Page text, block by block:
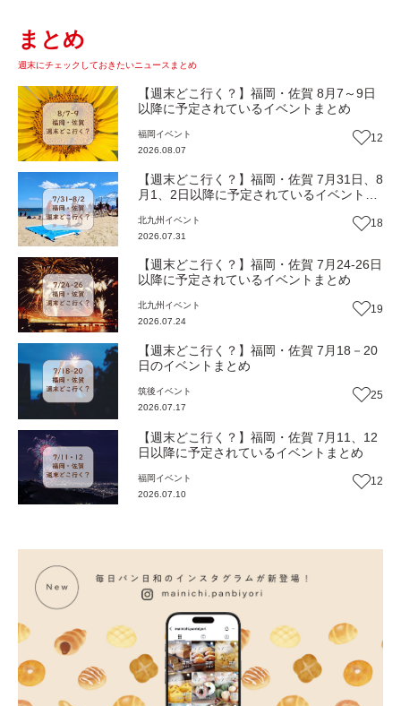
まとめ
週末にチェックしておきたいニュースまとめ
【週末どこ行く？】福岡・佐賀 8月7～9日
以降に予定されているイベントまとめ
福岡 イベント
2026.08.07
12
【週末どこ行く？】福岡・佐賀 7月31日、8
月1、2日以降に予定されているイベントま
北九州 イベント
2026.07.31
18
【週末どこ行く？】福岡・佐賀 7月24-26日
以降に予定されているイベントまとめ
北九州 イベント
2026.07.24
19
【週末どこ行く？】福岡・佐賀 7月18－20
日のイベントまとめ
筑後イベント
2026.07.17
25
【週末どこ行く？】福岡・佐賀 7月11、12
日以降に予定されているイベントまとめ
福岡 イベント
2026.07.10
12